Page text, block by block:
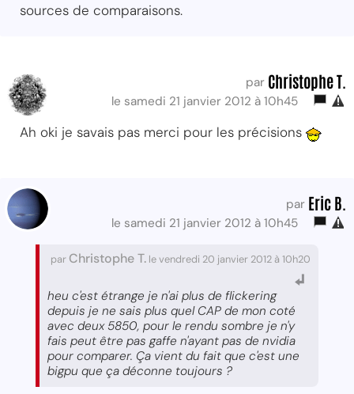
sources de comparaisons.
par Christophe T.
le samedi 21 janvier 2012 à 10h45
Ah oki je savais pas merci pour les précisions
par Eric B.
le samedi 21 janvier 2012 à 10h45
par Christophe T. le vendredi 20 janvier 2012 à 10h20
heu c'est étrange je n'ai plus de flickering
depuis je ne sais plus quel CAP de mon coté
avec deux 5850, pour le rendu sombre je n'y
fais peut être pas gaffe n'ayant pas de nvidia
pour comparer. Ça vient du fait que c'est une
bigpu que ça déconne toujours ?